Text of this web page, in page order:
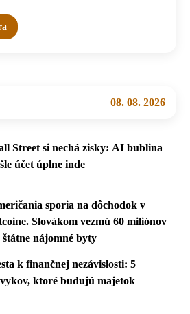
08. 08. 2026
Street si nechá zisky: AI bublina
účet úplne inde
sporia na dôchodok v
Slovákom vezmú 60 miliónov
štátne nájomné byty
k finančnej nezávislosti: 5
ktoré budujú majetok